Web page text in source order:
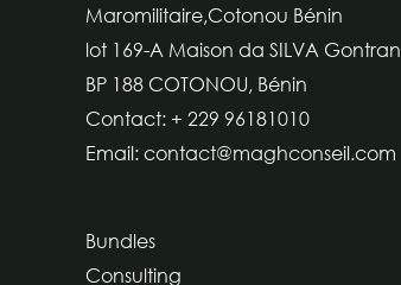
Maromilitaire,Cotonou Bénin
lot 169-A Maison da SILVA Gontran
BP 188 COTONOU, Bénin
Contact: + 229 96181010
Email: contact@maghconseil.com
Bundles
Consulting